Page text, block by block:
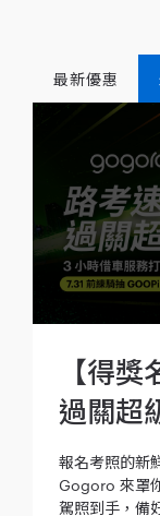
最新優惠
【得
過關超
報名考照的新
Gogoro 來罩
駕照到手，備